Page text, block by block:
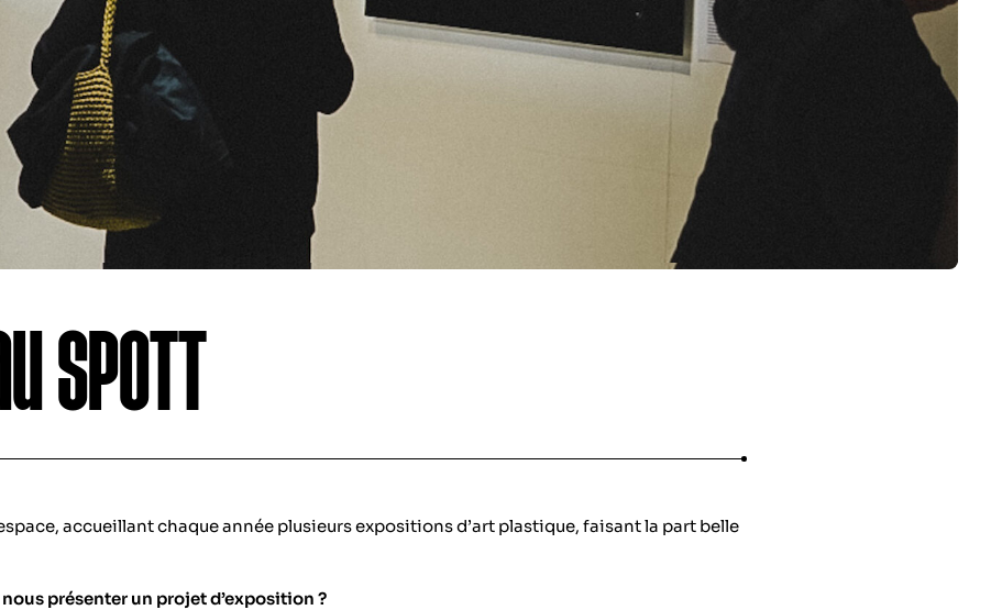
SPOTT
accueillant chaque année plusieurs expositions d’art plastique, faisant la part belle
présenter un projet d’exposition ?